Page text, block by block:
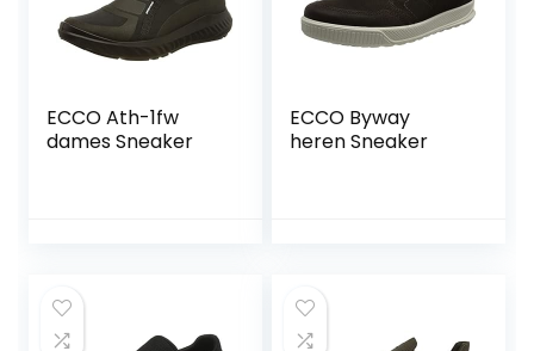
ECCO Ath-1fw
dames Sneaker
ECCO Byway
heren Sneaker